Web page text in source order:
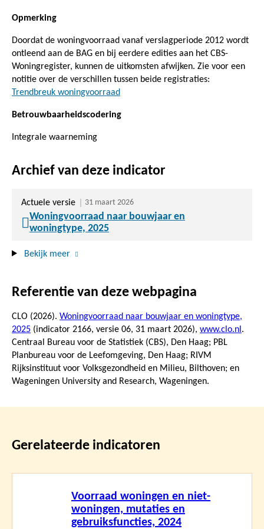
Opmerking
Doordat de woningvoorraad vanaf verslagperiode 2012 wordt
ontleend aan de BAG en bij eerdere edities aan het CBS-
Woningregister, kunnen de uitkomsten afwijken. Zie voor een
notitie over de verschillen tussen beide registraties:
Trendbreuk woningvoorraad
Betrouwbaarheidscodering
Integrale waarneming
Archief van deze indicator
Actuele versie 31 maart 2026
Woningvoorraad naar bouwjaar en
woningtype, 2025
Bekijk meer
Referentie van deze webpagina
CLO (2026). Woningvoorraad naar bouwjaar en woningtype,
2025 (indicator 2166, versie 06, 31 maart 2026), www.clo.nl .
Centraal Bureau voor de Statistiek (CBS), Den Haag; PBL
Planbureau voor de Leefomgeving, Den Haag; RIVM
Rijksinstituut voor Volksgezondheid en Milieu, Bilthoven; en
Wageningen University and Research, Wageningen.
Gerelateerde indicatoren
Voorraad woningen en niet-
woningen, mutaties en
gebruiksfuncties, 2024